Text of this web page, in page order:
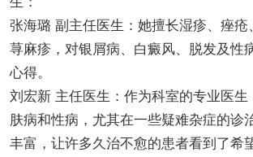
张海璐 副主任医生：她擅长湿疹、痤疮
荨麻疹，对银屑病、白癜风、脱发及性
心得。
刘宏新 主任医生：作为科室的专业医生
肤病和性病，尤其在一些疑难杂症的诊
丰富，让许多久治不愈的患者看到了希